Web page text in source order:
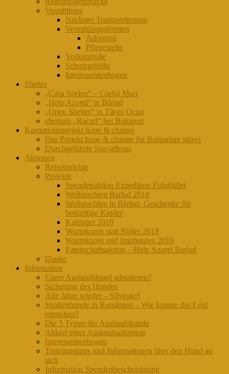
Vermittlung
Nächster Transporttermin
Vermittlungsformen
Adoption
Pflegestelle
Vorkontrolle
Schutzgebühr
Interessentenbogen
Shelter
„Casa Seelen“ – Corbii Mari
„Help Azorel“ in Bârlad
„Open Shelter“ in Târgu Ocna
ehemals „Racari“ bei Bukarest
Kastrationsprojekt hope & change
Das Projekt hope & change for Romanian strays
Durchgeführte Spayathons
Aktionen
Reiseberichte
Projekte
Spendenaktion Expedition Fulufjället
Weihnachten Barlad 2018
Weihnachten in Bârlad- Geschenke für
bedürftige Kinder
Kalender 2018
Wurmkuren statt Böller 2018
Wurmkuren und Impfungen 2016
Patenschaftsaktion – Help Azorel Barlad
Danke
Information
Einen Auslandshund adoptieren?
Sicherung des Hundes
Alle Jahre wieder – Silvester!
Straßenhunde in Rumänien – Wie konnte das Leid
entstehen?
Die 5 Typen der Auslandshunde
Ablauf einer Auslandsadoption
Interessentenbogen
Trainingstipps und Informationen über den Hund an
sich
Information Spendenbescheinigung